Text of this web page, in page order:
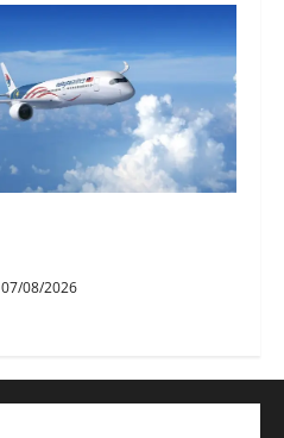
07/08/2026